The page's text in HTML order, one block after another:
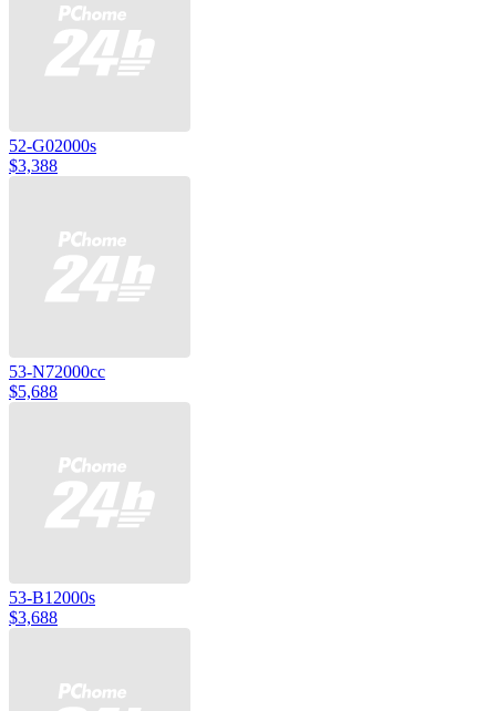
52-G02000s
$3,388
53-N72000cc
$5,688
53-B12000s
$3,688